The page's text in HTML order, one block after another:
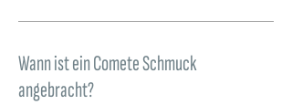
Wann ist ein Comete Schmuck
angebracht?